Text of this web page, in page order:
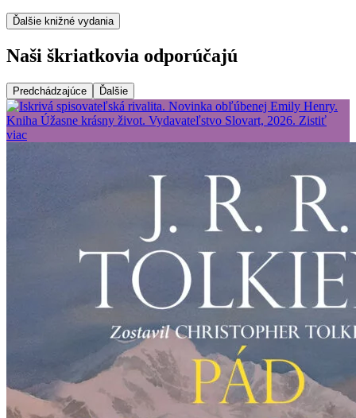
Ďalšie knižné vydania
Naši škriatkovia odporúčajú
Predchádzajúce Ďalšie